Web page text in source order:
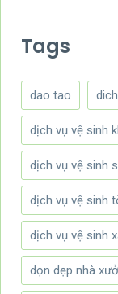
Tags
dao tao
dịch vụ vệ sinh
dịch vụ vệ sinh
dịch vụ vệ sinh
dịch vụ vệ sinh
dọn dẹp nhà